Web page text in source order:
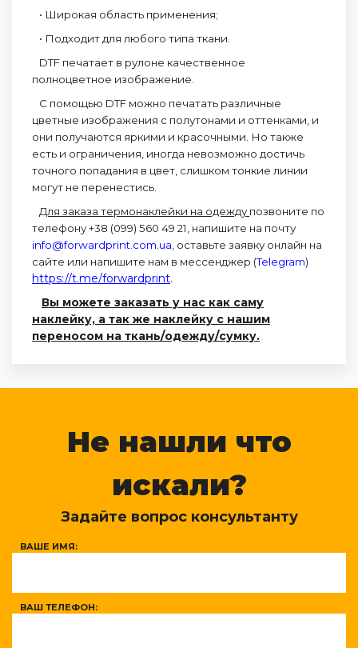
• Широкая область применения;
• Подходит для любого типа ткани.
DTF печатает в рулоне качественное
полноцветное изображение.
С помощью DTF можно печатать различные
цветные изображения с полутонами и оттенками, и
они получаются яркими и красочными. Но также
есть и ограничения, иногда невозможно достичь
точного попадания в цвет, слишком тонкие линии
могут не перенестись.
Для заказа термонаклейки на одежду позвоните по
телефону +38 (099) 560 49 21, напишите на почту
info@forwardprint.com.ua, оставьте заявку онлайн на
сайте или напишите нам в мессенджер (Telegram)
https://t.me/forwardprint.
Вы можете заказать у нас как саму
наклейку, а так же наклейку с нашим
переносом на ткань/одежду/сумку.
Не нашли что
искали?
Задайте вопрос консультанту
ВАШЕ ИМЯ:
ВАШ ТЕЛЕФОН: